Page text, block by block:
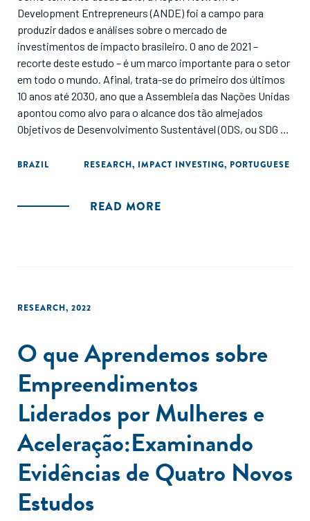
Development Entrepreneurs (ANDE) foi a campo para
produzir dados e análises sobre o mercado de
investimentos de impacto brasileiro. O ano de 2021 –
recorte deste estudo – é um marco importante para o setor
em todo o mundo. Afinal, trata-se do primeiro dos últimos
10 anos até 2030, ano que a Assembleia das Nações Unidas
apontou como alvo para o alcance dos tão almejados
Objetivos de Desenvolvimento Sustentável (ODS, ou SDG na
empreendedores e seus negócios são uma peça-chave do
investimentos de impacto brasileiro e, em particular,
BRAZIL RESEARCH, IMPACT INVESTING, PORTUGUESE
READ MORE
RESEARCH, 2022
O que Aprendemos sobre
Empreendimentos
Liderados por Mulheres e
Aceleração:Examinando
Evidências de Quatro Novos
Estudos